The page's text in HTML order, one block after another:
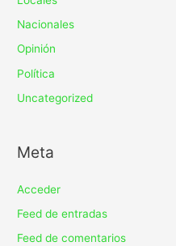
Nacionales
Opinión
Política
Uncategorized
Meta
Acceder
Feed de entradas
Feed de comentarios